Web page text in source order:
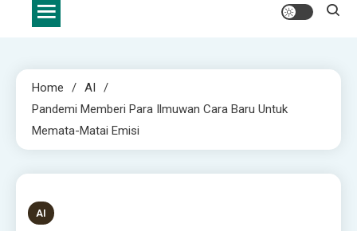
Home
AI
Pandemi Memberi Para Ilmuwan Cara Baru Untuk
Memata-Matai Emisi
3 MINS READ
AI